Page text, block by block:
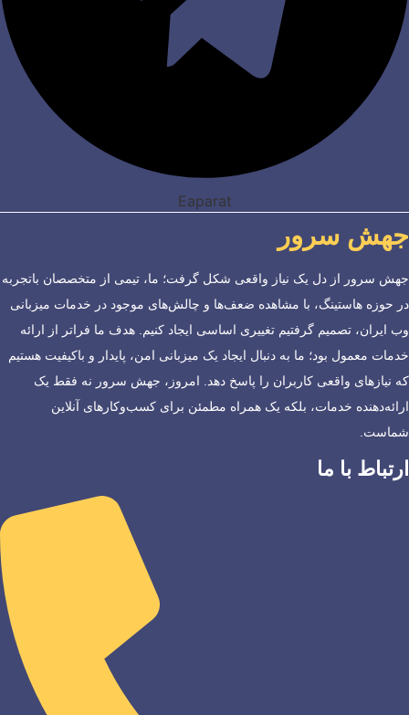
Eaparat
جهش سرور
جهش سرور از دل یک نیاز واقعی شکل گرفت؛ ما، تیمی از متخصصان باتجربه
در حوزه هاستینگ، با مشاهده ضعف‌ها و چالش‌های موجود در خدمات میزبانی
وب ایران، تصمیم گرفتیم تغییری اساسی ایجاد کنیم. هدف ما فراتر از ارائه
خدمات معمول بود؛ ما به دنبال ایجاد یک میزبانی امن، پایدار و باکیفیت هستیم
که نیازهای واقعی کاربران را پاسخ دهد. امروز، جهش سرور نه فقط یک
ارائه‌دهنده خدمات، بلکه یک همراه مطمئن برای کسب‌وکارهای آنلاین
شماست.
ارتباط با ما